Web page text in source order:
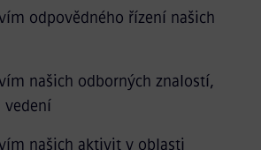
odpovědného řízení našich
našich odborných znalostí,
vedení
našich aktivit v oblasti